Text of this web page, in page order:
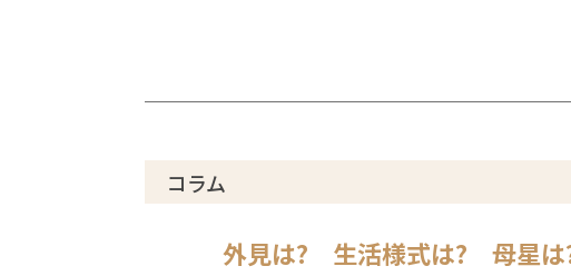
コラム
外見は? 生活様式は? 母星